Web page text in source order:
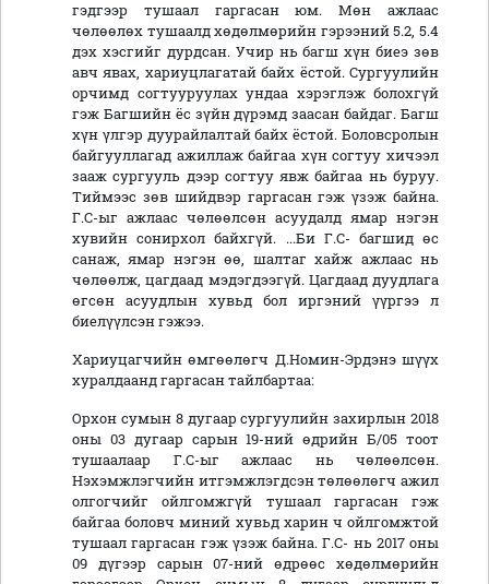
гэдгээр тушаал гаргасан юм. Мөн ажлаас
чөлөөлөх тушаалд хөдөлмөрийн гэрээний 5.2, 5.4
дэх хэсгийг дурдсан. Учир нь багш хүн биеэ зөв
авч явах, хариуцлагатай байх ёстой. Сургуулийн
орчимд согтууруулах ундаа хэрэглэж болохгүй
гэж Багшийн ёс зүйн дүрэмд заасан байдаг. Багш
хүн үлгэр дуурайлалтай байх ёстой. Боловсролын
байгууллагад ажиллаж байгаа хүн согтуу хичээл
зааж сургууль дээр согтуу явж байгаа нь буруу.
Тиймээс зөв шийдвэр гаргасан гэж үзэж байна.
Г.С-ыг ажлаас чөлөөлсөн асуудалд ямар нэгэн
хувийн сонирхол байхгүй. ...Би Г.С- багшид өс
санаж, ямар нэгэн өө, шалтаг хайж ажлаас нь
чөлөөлж, цагдаад мэдэгдээгүй. Цагдаад дуудлага
өгсөн асуудлын хувьд бол иргэний үүргээ л
биелүүлсэн гэжээ.
Хариуцагчийн өмгөөлөгч Д.Номин-Эрдэнэ шүүх
хуралдаанд гаргасан тайлбартаа:
Орхон сумын 8 дугаар сургуулийн захирлын 2018
оны 03 дугаар сарын 19-ний өдрийн Б/05 тоот
тушаалаар Г.С-ыг ажлаас нь чөлөөлсөн.
Нэхэмжлэгчийн итгэмжлэгдсэн төлөөлөгч ажил
олгогчийг ойлгомжгүй тушаал гаргасан гэж
байгаа боловч миний хувьд харин ч ойлгомжтой
тушаал гаргасан гэж үзэж байна. Г.С- нь 2017 оны
09 дүгээр сарын 07-ний өдрөөс хөдөлмөрийн